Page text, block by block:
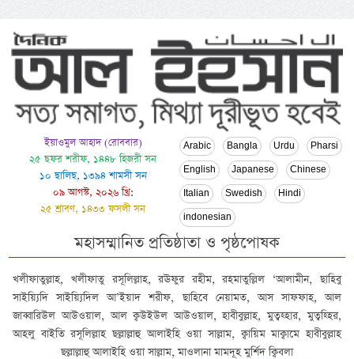
ইয়াওমুল আহাদ (রোববার)
২৫ ছফর শরীফ, ১৪৪৮ হিজরী সন
১০ ছালিছ, ১৩৯৪ শামসী সন
০৯ আগস্ট, ২০২৬ খ্রি:
২৫ শ্রাবণ, ১৪৩৩ ফসলী সন
Arabic Bangla Urdu Pharsi
English Japanese Chinese
Italian Swedish Hindi
indonesian
মহাসম্মানিত প্রতিষ্ঠাতা ও পৃষ্ঠপোষক
খলীফাতুল্লাহ, খলীফাতু রসূলিল্লাহ, রঊফুর রহীম, রহমাতুল্লিল ‘আলামীন, ছাহিবু
সাইয়্যিদি সাইয়্যিদিল আ’ইয়াদ শরীফ, ছাহিবে নেয়ামত, আস সাফফাহ, আল
জাব্বারিউল আউওয়াল, আল ক্বউইউল আউওয়াল, হাবীবুল্লাহ, মুত্বহ্হার, মুত্বহ্হির,
আহলু বাইতি রসূলিল্লাহ ছল্লাল্লাহু আলাইহি ওয়া সাল্লাম, ক্বায়িম মাক্বামে হাবীবুল্লাহ
ছল্লাল্লাহু আলাইহি ওয়া সাল্লাম, মাওলানা মামদূহ মুর্শিদ ক্বিবলা